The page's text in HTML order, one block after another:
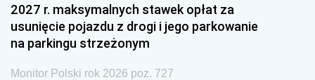
2027 r. maksymalnych stawek opłat za
usunięcie pojazdu z drogi i jego parkowanie
na parkingu strzeżonym
Monitor Polski rok 2026 poz. 727